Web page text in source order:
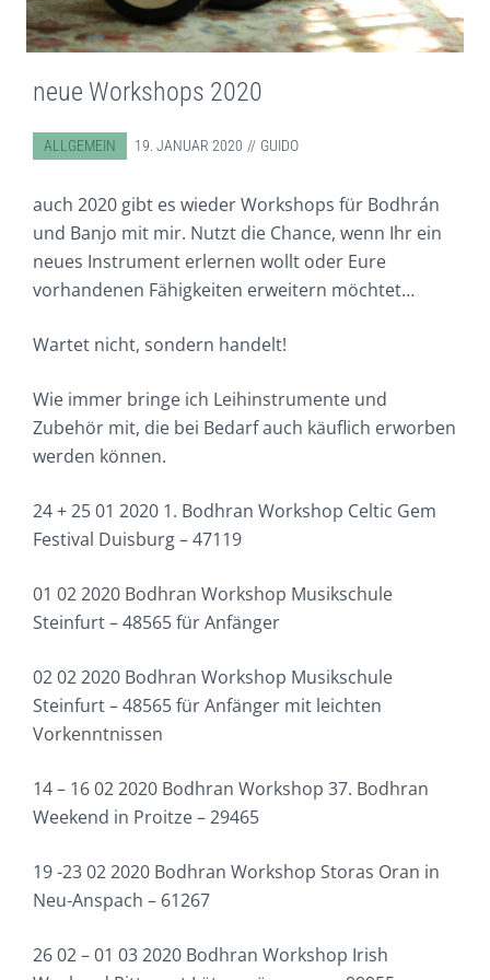
neue Workshops 2020
ABGELEGT IN:
ALLGEMEIN 19. JANUAR 2020 GUIDO
auch 2020 gibt es wieder Workshops für Bodhrán
und Banjo mit mir. Nutzt die Chance, wenn Ihr ein
neues Instrument erlernen wollt oder Eure
vorhandenen Fähigkeiten erweitern möchtet…
Wartet nicht, sondern handelt!
Wie immer bringe ich Leihinstrumente und
Zubehör mit, die bei Bedarf auch käuflich erworben
werden können.
24 + 25 01 2020 1. Bodhran Workshop Celtic Gem
Festival Duisburg – 47119
01 02 2020 Bodhran Workshop Musikschule
Steinfurt – 48565 für Anfänger
02 02 2020 Bodhran Workshop Musikschule
Steinfurt – 48565 für Anfänger mit leichten
Vorkenntnissen
14 – 16 02 2020 Bodhran Workshop 37. Bodhran
Weekend in Proitze – 29465
19 -23 02 2020 Bodhran Workshop Storas Oran in
Neu-Anspach – 61267
26 02 – 01 03 2020 Bodhran Workshop Irish